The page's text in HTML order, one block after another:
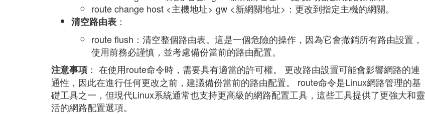
route change host <主機地址> gw <新網關地址>：更改到指定主機的網關。
清空路由表 ：
route flush：清空整個路由表。這是一個危險的操作，因為它會撤銷所有路由設置，
使用前務必謹慎，並考慮備份當前的路由配置。
注意事項 ： 在使用route命令時，需要具有適當的許可權。 更改路由設置可能會影響網路的連
通性，因此在進行任何更改之前，建議備份當前的路由配置。 route命令是Linux網路管理的基
礎工具之一，但現代Linux系統通常也支持更高級的網路配置工具，這些工具提供了更強大和靈
活的網路配置選項。